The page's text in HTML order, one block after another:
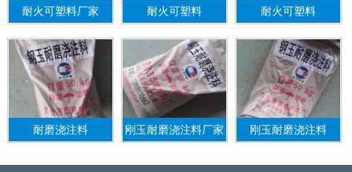
耐火可塑料厂家 耐火可塑料 耐火可塑料
耐磨浇注料 刚玉耐磨浇注料厂家 刚玉耐磨浇注料